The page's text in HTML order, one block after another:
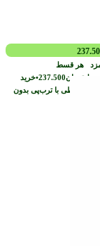
هر قسط
تومان237.500
•خرید
خرید قسطی با ترب‌پی بدون